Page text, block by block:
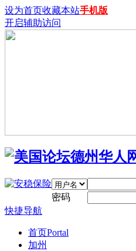
设为首页收藏本站手机版
开启辅助访问
密码
快捷导航
首页Portal
加州